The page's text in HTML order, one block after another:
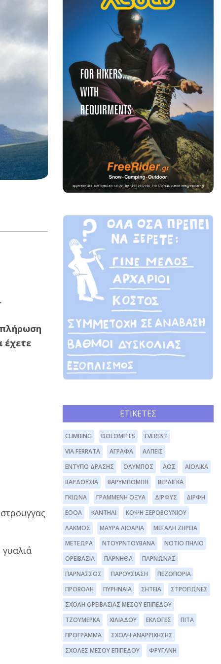
έχετε
ΕΤΙΚΈΤΕΣ
CLIMBING DOLOMITES
EVEREST
VIA FERRATA
ΆΓΡΑΦΑ
ΆΛΠΕΙΣ
ΈΝΤΥΠΟ ΔΡΆΣΗΣ
ΌΛΥΜΠΟΣ ΑΟΣ
ΑΙΟΛΙΚΆ
ΒΑΡΔΟΎΣΙΑ
ΒΑΡΥΜΠΌΜΠΗ
ΒΕΡΛΊΓΚΑ
ΓΚΙΏΝΑ
ΓΡΑΜΜΈΝΗ ΟΞΥΆ ΔΊΡΦΥΣ
ΔΙΡΦΗ
ΕΟΟΑ
ΚΑΝΤΉΛΙ
ΚΌΨΗ ΞΕΡΟΒΟΥΝΊΟΥ
ΛΆΚΜΟΣ
ΜΑΥΡΑ ΛΙΘΆΡΙΑ
ΜΕΓΆΛΗ ΖΉΡΕΙΑ
ΜΕΤΈΩΡΑ
ΝΤΟΥΡΝΤΟΥΒΆΝΑ
ΝΌΤΙΟ ΠΉΛΙΟ
ΟΡΕΙΒΑΣΊΑ
ΠΆΡΝΗΘΑ
ΠΆΡΝΩΝΑΣ
ΠΑΡΝΑΣΣΌΣ
ΠΑΡΟΥΣΊΑΣΗ
ΠΕΖΟΠΟΡΊΑ
ΠΡΟΒΟΛΉ
ΠΥΡΗΝΑΊΑ ΣΗΤΕΊΑ
ΣΤΡΌΠΩΝΕΣ
ΣΧΟΛΉ ΟΡΕΙΒΑΣΊΑΣ ΜΈΣΟΥ ΕΠΙΠΈΔΟΥ
ΤΖΟΥΜΈΡΚΑ
ΧΙΛΙΑΔΟΎ ΕΚΛΟΓΈΣ
ΠΊΤΑ
ΠΡΌΓΡΑΜΜΑ
ΣΧΟΛΉ ΑΝΑΡΡΊΧΗΣΗΣ
ΣΧΟΛΕΣ ΜΕΣΟΥ ΕΠΙΠΕΔΟΥ
ΦΡΥΓΑΝΗ